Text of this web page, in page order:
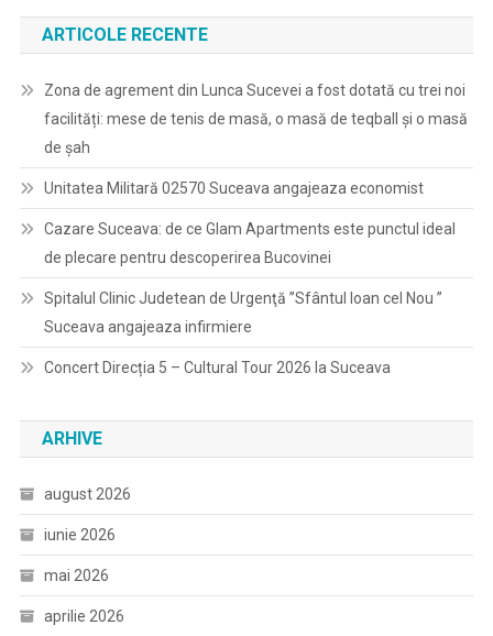
ARTICOLE RECENTE
Zona de agrement din Lunca Sucevei a fost dotată cu trei noi
facilități: mese de tenis de masă, o masă de teqball și o masă
de șah
Unitatea Militară 02570 Suceava angajeaza economist
Cazare Suceava: de ce Glam Apartments este punctul ideal
de plecare pentru descoperirea Bucovinei
Spitalul Clinic Judetean de Urgenţă ”Sfântul Ioan cel Nou ”
Suceava angajeaza infirmiere
Concert Direcția 5 – Cultural Tour 2026 la Suceava
ARHIVE
august 2026
iunie 2026
mai 2026
aprilie 2026